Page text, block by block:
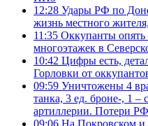
12:28 Удары РФ по
жизнь местного
11:35 Оккупанты опять
многоэтажек в
10:42 Цифры есть,
Горловки от
09:59 Уничтожены 4
танка, 3 ед. броне-, 1 –
артиллерии. Потери
09:06 На Покровском и